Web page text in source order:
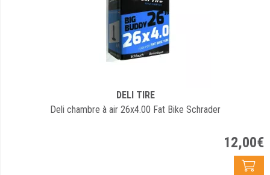
DELI TIRE
Deli chambre à air 26x4.00 Fat Bike Schrader
12,00€